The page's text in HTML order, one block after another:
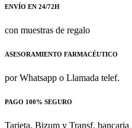
ENVÍO EN 24/72H
con muestras de regalo
ASESORAMIENTO FARMACÉUTICO
por Whatsapp o Llamada telef.
PAGO 100% SEGURO
Tarjeta, Bizum y Transf. bancaria